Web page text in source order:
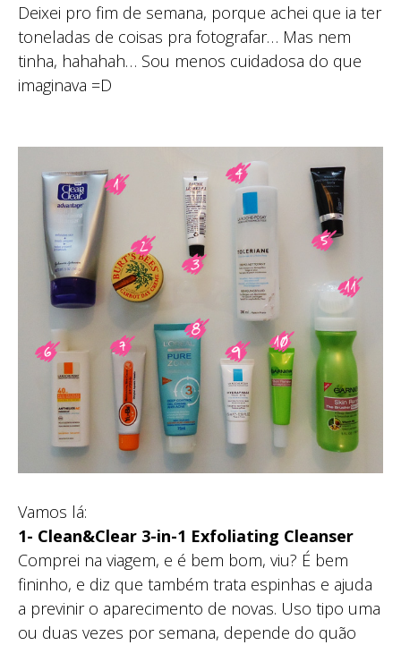
Deixei pro fim de semana, porque achei que ia ter
toneladas de coisas pra fotografar… Mas nem
tinha, hahahah… Sou menos cuidadosa do que
imaginava =D
Vamos lá:
1- Clean&Clear 3-in-1 Exfoliating Cleanser
Comprei na viagem, e é bem bom, viu? É bem
fininho, e diz que também trata espinhas e ajuda
a previnir o aparecimento de novas. Uso tipo uma
ou duas vezes por semana, depende do quão